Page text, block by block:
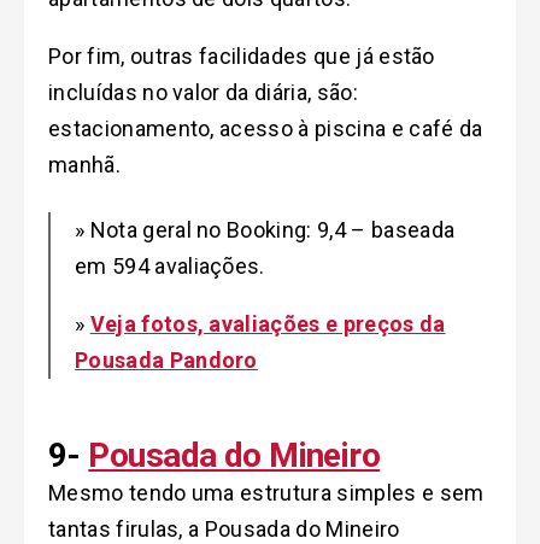
Por fim, outras facilidades que já estão
incluídas no valor da diária, são:
estacionamento, acesso à piscina e café da
manhã.
» Nota geral no Booking: 9,4 – baseada
em 594 avaliações.
» Veja fotos, avaliações e preços da
Pousada Pandoro
9- Pousada do Mineiro
Mesmo tendo uma estrutura simples e sem
tantas firulas, a Pousada do Mineiro